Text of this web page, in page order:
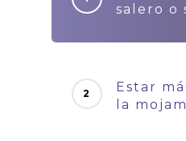
salero o
Estar
la